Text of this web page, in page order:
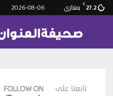
27.2
C بنغازي 2026-08-06